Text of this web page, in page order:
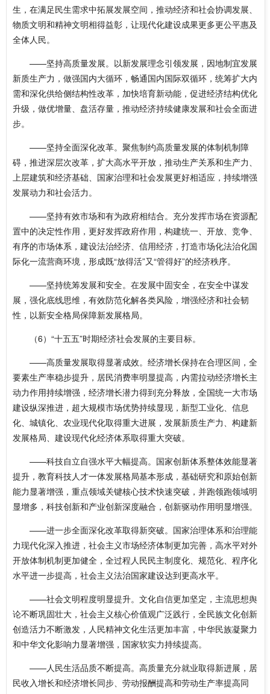
生，在满足民生需求中拓展发展空间，推动经济和社会协调发展、
物质文明和精神文明相得益彰，让现代化建设成果更多更公平惠及
全体人民。
——坚持高质量发展。以新发展理念引领发展，因地制宜发展
新质生产力，做强国内大循环，畅通国内国际双循环，统筹扩大内
需和深化供给侧结构性改革，加快培育新动能，促进经济结构优化
升级，做优增量、盘活存量，推动经济持续健康发展和社会全面进
步。
——坚持全面深化改革。聚焦制约高质量发展的体制机制障
碍，推进深层次改革，扩大高水平开放，推动生产关系和生产力、
上层建筑和经济基础、国家治理和社会发展更好相适应，持续增强
发展动力和社会活力。
——坚持有效市场和有为政府相结合。充分发挥市场在资源配
置中的决定性作用，更好发挥政府作用，构建统一、开放、竞争、
有序的市场体系，建设法治经济、信用经济，打造市场化法治化国
际化一流营商环境，形成既“放得活”又“管得好”的经济秩序。
——坚持统筹发展和安全。在发展中固安全，在安全中谋发
展，强化底线思维，有效防范化解各类风险，增强经济和社会韧
性，以新安全格局保障新发展格局。
（6）“十五五”时期经济社会发展的主要目标。
——高质量发展取得显著成效。经济增长保持在合理区间，全
要素生产率稳步提升，居民消费率明显提高，内需拉动经济增长主
动力作用持续增强，经济增长潜力得到充分释放，全国统一大市场
建设纵深推进，超大规模市场优势持续显现，新型工业化、信息
化、城镇化、农业现代化取得重大进展，发展新质生产力、构建新
发展格局、建设现代化经济体系取得重大突破。
——科技自立自强水平大幅提高。国家创新体系整体效能显著
提升，教育科技人才一体发展格局基本形成，基础研究和原始创新
能力显著增强，重点领域关键核心技术快速突破，并跑领跑领域明
显增多，科技创新和产业创新深度融合，创新驱动作用明显增强。
——进一步全面深化改革取得新突破。国家治理体系和治理能
力现代化深入推进，社会主义市场经济体制更加完善，高水平对外
开放体制机制更加健全，全过程人民民主制度化、规范化、程序化
水平进一步提高，社会主义法治国家建设达到更高水平。
——社会文明程度明显提升。文化自信更加坚定，主流思想舆
论不断巩固壮大，社会主义核心价值观广泛践行，全民族文化创新
创造活力不断激发，人民精神文化生活更加丰富，中华民族凝聚力
和中华文化影响力显著增强，国家软实力持续提高。
——人民生活品质不断提高。高质量充分就业取得新进展，居
民收入增长和经济增长同步、劳动报酬提高和劳动生产率提高同